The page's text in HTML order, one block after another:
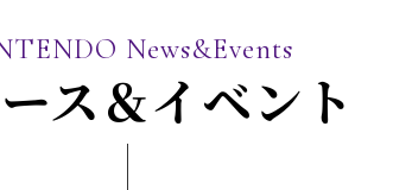
News&Events
ス＆イベント